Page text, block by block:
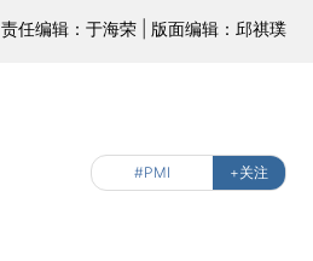
责任编辑：于海荣 | 版面编辑：邱祺璞
#PMI +关注